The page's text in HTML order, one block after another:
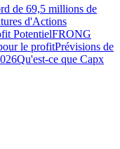
de 69,5 millions de
d'Actions
PotentielFRONG
le profitPrévisions de
Qu'est-ce que Capx